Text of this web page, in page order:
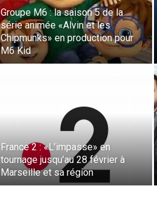
Groupe M6 : la saison 5 de la
série animée «Alvin et les
Chipmunks» en production pour
M6 Kid
France 2 : «L’impasse» en
tournage jusqu’au 28 février à
Marseille et sa région